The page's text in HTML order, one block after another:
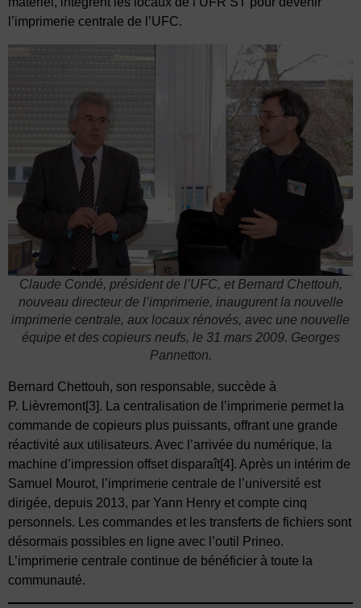
l’imprimerie centrale de l’UFC.
Claude Condé, président de l’UFC, et Bernard Chettouh,
nouveau directeur de l’imprimerie, inaugurent la nouvelle
imprimerie centrale, aux locaux rénovés, avec une nouvelle
équipe et des copieurs neufs, le 31 mars 2009. Georges
Pannetton.
Bernard Chettouh, son responsable, succède à
P. Lièvremont[3]. La centralisation de l’imprimerie permet la
commande de copieurs plus puissants, offrant une grande
réactivité aux utilisateurs. Avec l’arrivée du numérique, la
machine d’impression offset disparaît[4]. Après un intérim de
Samuel Mourot, l’imprimerie centrale de l’université est
dirigée, depuis 2013, par Yann Henry et compte cinq
personnels. Les commandes et les transferts de fichiers sont
désormais possibles en ligne avec l’outil Prineo.
L’imprimerie centrale continue de bénéficier à toute la
communauté.